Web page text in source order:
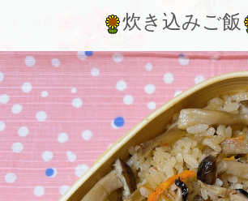
炊き込みご飯